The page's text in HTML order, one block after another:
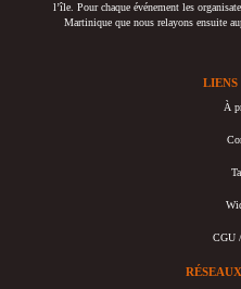
l’île. Pour chaque événement les
Martinique que nous relayons ensuite
LIENS
À
CGU